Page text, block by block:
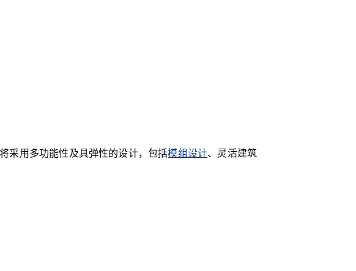
采用多功能性及具弹性的设计，包括模组设计、灵活建筑